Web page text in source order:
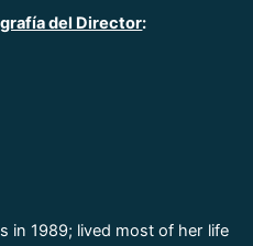
del Director:
in 1989; lived most of her life